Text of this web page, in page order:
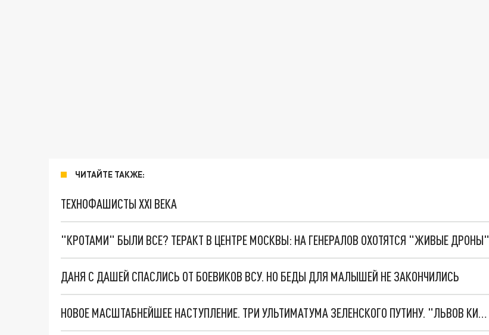
ЧИТАЙТЕ ТАКЖЕ:
ТЕХНОФАШИСТЫ XXI ВЕКА
"КРОТАМИ" БЫЛИ ВСЕ? ТЕРАКТ В ЦЕНТРЕ МОСКВЫ: НА ГЕНЕРАЛОВ ОХОТЯТСЯ "ЖИВЫЕ ДРОНЫ"
ДАНЯ С ДАШЕЙ СПАСЛИСЬ ОТ БОЕВИКОВ ВСУ. НО БЕДЫ ДЛЯ МАЛЫШЕЙ НЕ ЗАКОНЧИЛИСЬ
НОВОЕ МАСШТАБНЕЙШЕЕ НАСТУПЛЕНИЕ. ТРИ УЛЬТИМАТУМА ЗЕЛЕНСКОГО ПУТИНУ. "ЛЬВОВ КИМА" ПОСТАВЯТ НА ПВО? ГЛОБАЛЬНЫЙ ПРОРЫВ ПОД ЗАПОРОЖЬЕМ